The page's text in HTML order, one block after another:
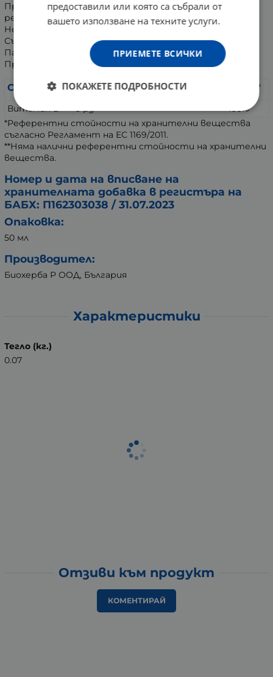
Продуктът не е органично сертифициран съгласно
регламент (ЕС) 2018/848.
Не използвайте, ако опаковката е нарушена.
Съхранявайте на хладно и сухо място.
Пазете от пряка слънчева светлина.
Продуктът не е лекарствено средство.
Съставки: В дневна доза (= 1 капка): %РСХ*
Витамин D 5 µg
100%
*Референтни стойности на хранителни вещества
съгласно Регламент на ЕС 1169/2011.
**Няма налични референтни стойности на хранителни
вещества.
Номер и дата на вписване на
хранителната добавка в регистъра на
БАБХ: П162303038 / 31.07.2023
Опаковка:
50 мл
Производител:
Биохерба Р ООД, България
Характеристики
Тегло (кг.)
0.07
Отзиви към продукт
КОМЕНТИРАЙ
предоставили или която са събрали от
вашето използване на техните услуги.
ПРИЕМЕТЕ ВСИЧКИ
ПОКАЖЕТЕ ПОДРОБНОСТИ